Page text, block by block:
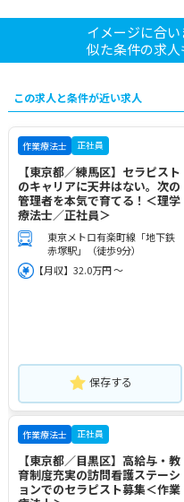
イメージに合い
似た条件の求
この求人と条件が近い求人
作業療法士 正社員
【東京都／練馬区】セラピスト
のキャリアに天井はない。次の
管理者を本気で育てる！＜理学
療法士／正社員＞
東京メトロ有楽町線「地下鉄
赤塚駅」（徒歩9分）
【月収】32.0万円 ～
保存する
作業療法士 正社員
【東京都／目黒区】高給与・教
育制度充実の訪問看護ステーシ
ョンでのセラピスト募集＜作業